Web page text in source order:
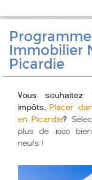
Programme
Immobilier
Picardie
Vous souhaitez
impôts,Placer
en Picardie?
plus de 1000
neufs !